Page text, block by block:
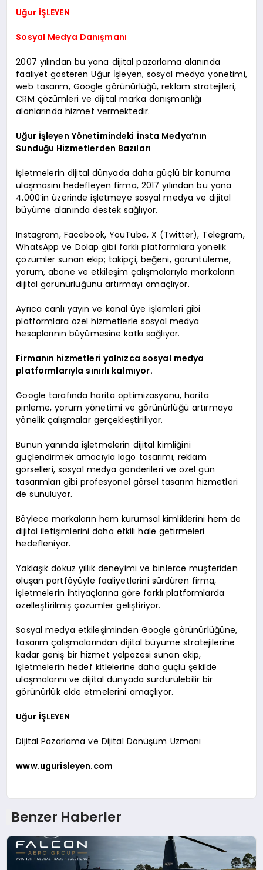
Uğur İŞLEYEN
Sosyal Medya Danışmanı
2007 yılından bu yana dijital pazarlama alanında
faaliyet gösteren Uğur İşleyen, sosyal medya yönetimi,
web tasarım, Google görünürlüğü, reklam stratejileri,
CRM çözümleri ve dijital marka danışmanlığı
alanlarında hizmet vermektedir.
Uğur İşleyen Yönetimindeki İnsta Medya’nın
Sunduğu Hizmetlerden Bazıları
İşletmelerin dijital dünyada daha güçlü bir konuma
ulaşmasını hedefleyen firma, 2017 yılından bu yana
4.000’in üzerinde işletmeye sosyal medya ve dijital
büyüme alanında destek sağlıyor.
Instagram, Facebook, YouTube, X (Twitter), Telegram,
WhatsApp ve Dolap gibi farklı platformlara yönelik
çözümler sunan ekip; takipçi, beğeni, görüntüleme,
yorum, abone ve etkileşim çalışmalarıyla markaların
dijital görünürlüğünü artırmayı amaçlıyor.
Ayrıca canlı yayın ve kanal üye işlemleri gibi
platformlara özel hizmetlerle sosyal medya
hesaplarının büyümesine katkı sağlıyor.
Firmanın hizmetleri yalnızca sosyal medya
platformlarıyla sınırlı kalmıyor.
Google tarafında harita optimizasyonu, harita
pinleme, yorum yönetimi ve görünürlüğü artırmaya
yönelik çalışmalar gerçekleştiriliyor.
Bunun yanında işletmelerin dijital kimliğini
güçlendirmek amacıyla logo tasarımı, reklam
görselleri, sosyal medya gönderileri ve özel gün
tasarımları gibi profesyonel görsel tasarım hizmetleri
de sunuluyor.
Böylece markaların hem kurumsal kimliklerini hem de
dijital iletişimlerini daha etkili hale getirmeleri
hedefleniyor.
Yaklaşık dokuz yıllık deneyimi ve binlerce müşteriden
oluşan portföyüyle faaliyetlerini sürdüren firma,
işletmelerin ihtiyaçlarına göre farklı platformlarda
özelleştirilmiş çözümler geliştiriyor.
Sosyal medya etkileşiminden Google görünürlüğüne,
tasarım çalışmalarından dijital büyüme stratejilerine
kadar geniş bir hizmet yelpazesi sunan ekip,
işletmelerin hedef kitlelerine daha güçlü şekilde
ulaşmalarını ve dijital dünyada sürdürülebilir bir
görünürlük elde etmelerini amaçlıyor.
Uğur İŞLEYEN
Dijital Pazarlama ve Dijital Dönüşüm Uzmanı
www.ugurisleyen.com
Benzer Haberler